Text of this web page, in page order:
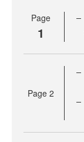
Page
1
Page 2